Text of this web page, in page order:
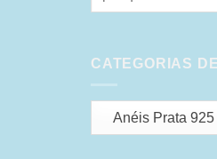
CATEGORIAS
Anéis Prata 925